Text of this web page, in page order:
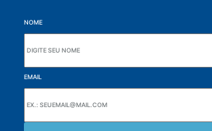
NOME
EMAIL